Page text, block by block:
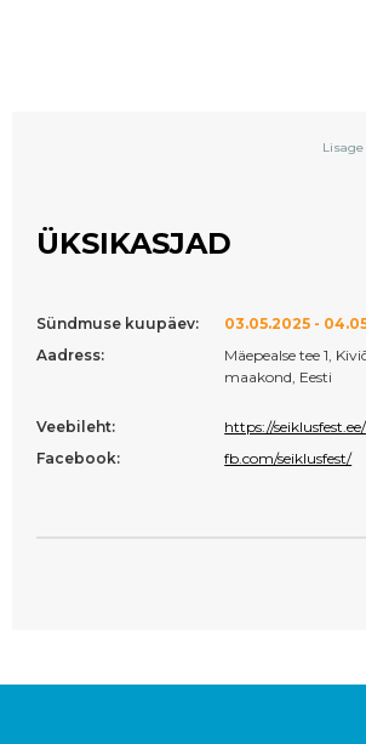
ÜKSIKASJAD
Sündmuse kuupäev:
03.05.2025 -
Aadress:
Mäepealse tee 1,
maakond, Eesti
Veebileht:
https://seiklusfest.ee/
Facebook:
fb.com/seiklusfest/